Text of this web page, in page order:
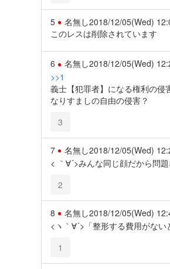
5 名無し2018/12/05(Wed)
このレスは削除されています
6 名無し2018/12/05(Wed)
>>1
義士【犯罪者】になる権利の侵
なりすましの自由の侵害？
3
7 名無し2018/12/05(Wed)
< ｀∀´>みんな同じ顔だから問
2
8 名無し2018/12/05(Wed)
<ヽ｀∀´>「整形する費用がない
1